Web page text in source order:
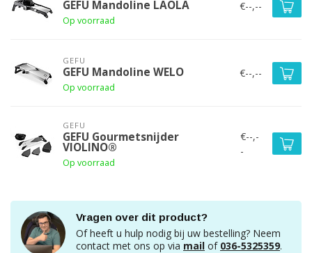
GEFU Mandoline LAOLA
Op voorraad
€--,--
GEFU
GEFU Mandoline WELO
Op voorraad
€--,--
GEFU
GEFU Gourmetsnijder
VIOLINO®
Op voorraad
€--,-
-
Vragen over dit product?
Of heeft u hulp nodig bij uw bestelling? Neem
contact met ons op via mail of 036-5325359.